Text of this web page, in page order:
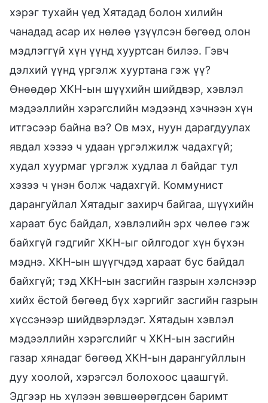
хэрэг тухайн үед Хятадад болон хилийн
чанадад асар их нөлөө үзүүлсэн бөгөөд олон
мэдлэггүй хүн үүнд хууртсан билээ. Гэвч
дэлхий үүнд үргэлж хууртана гэж үү?
Өнөөдөр ХКН-ын шүүхийн шийдвэр, хэвлэл
мэдээллийн хэрэгслийн мэдээнд хэчнээн хүн
итгэсээр байна вэ? Ов мэх, нуун дарагдуулах
явдал хэзээ ч удаан үргэлжилж чадахгүй;
худал хуурмаг үргэлж худлаа л байдаг тул
хэзээ ч үнэн болж чадахгүй. Коммунист
дарангуйлал Хятадыг захирч байгаа, шүүхийн
хараат бус байдал, хэвлэлийн эрх чөлөө гэж
байхгүй гэдгийг ХКН-ыг ойлгодог хүн бүхэн
мэднэ. ХКН-ын шүүгчдэд хараат бус байдал
байхгүй; тэд ХКН-ын засгийн газрын хэлснээр
хийх ёстой бөгөөд бүх хэргийг засгийн газрын
хүссэнээр шийдвэрлэдэг. Хятадын хэвлэл
мэдээллийн хэрэгслийг ч ХКН-ын засгийн
газар хянадаг бөгөөд ХКН-ын дарангуйллын
дуу хоолой, хэрэгсэл болохоос цаашгүй.
Эдгээр нь хүлээн зөвшөөрөгдсөн баримт